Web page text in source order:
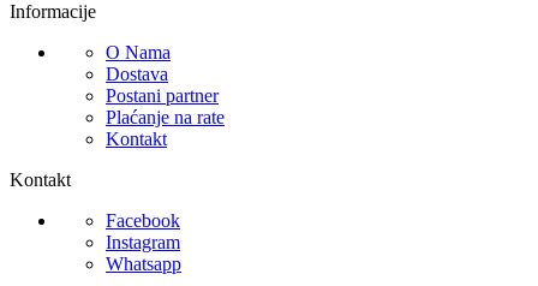
Informacije
O Nama
Dostava
Postani partner
Plaćanje na rate
Kontakt
Kontakt
Facebook
Instagram
Whatsapp